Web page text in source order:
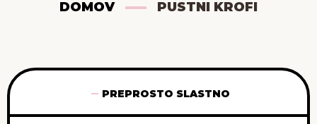
DOMOV PUSTNI KROFI
PREPROSTO SLASTNO